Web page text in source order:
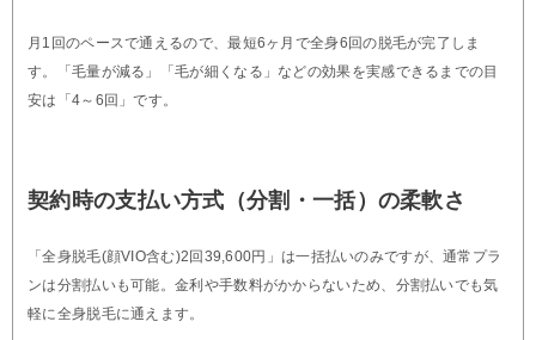
月1回のペースで通えるので、最短6ヶ月で全身6回の脱毛が完了しま
す。「毛量が減る」「毛が細くなる」などの効果を実感できるまでの目
安は「4～6回」です。
契約時の支払い方式（分割・一括）の柔軟さ
「全身脱毛(顔VIO含む)2回39,600円」は一括払いのみですが、通常プラ
ンは分割払いも可能。金利や手数料がかからないため、分割払いでも気
軽に全身脱毛に通えます。